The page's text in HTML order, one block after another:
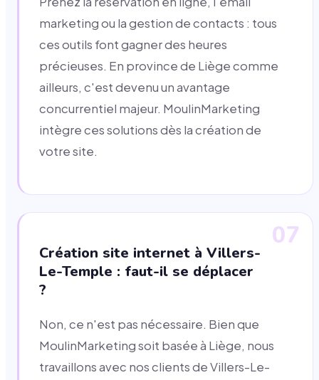
marketing ou la gestion de contacts : tous
ces outils font gagner des heures
précieuses. En province de Liège comme
ailleurs, c'est devenu un avantage
concurrentiel majeur. MoulinMarketing
intègre ces solutions dès la création de
votre site.
07
Création site internet à Villers-
Le-Temple : faut-il se déplacer
?
Non, ce n'est pas nécessaire. Bien que
MoulinMarketing soit basée à Liège, nous
travaillons avec nos clients de Villers-Le-